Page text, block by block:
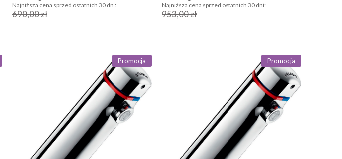
Najniższa cena sprzed ostatnich 30 dni:
690,00 zł
Najniższa cena sprzed ostatnich 30 dni:
953,00 zł
Promocja Promocja